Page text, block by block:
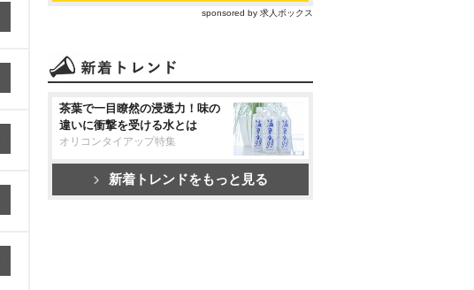
sponsored by 求人ボックス
茶葉で一目瞭然の浸透力！味の
違いに衝撃を受ける水とは
オリコンタイアップ特集
新着トレンドをもっと見る